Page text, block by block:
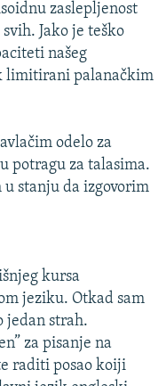
zaslepljenost
Jako je teško
našeg
limitirani palanačkim
odelo za
potragu za talasima.
u stanju da izgovorim
kursa
jeziku. Otkad sam
jedan strah.
za pisanje na
raditi posao koiji